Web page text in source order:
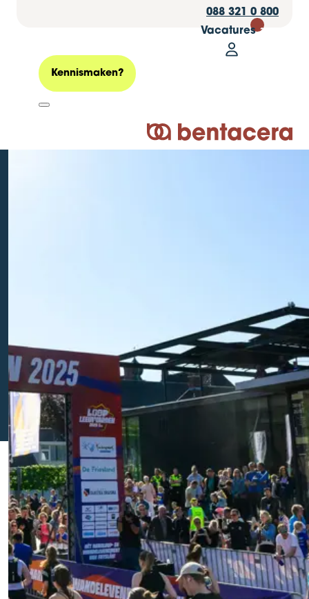
088 321 0 800
Vacatures 30
Mijn
Logo Bentacera
Kennismaken?
Bentacera & LOOP
Leeuwarden: